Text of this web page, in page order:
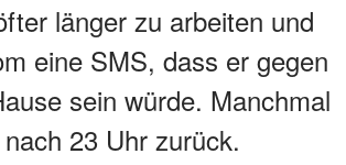
länger zu arbeiten und
eine SMS, dass er gegen
sein würde. Manchmal
23 Uhr zurück.